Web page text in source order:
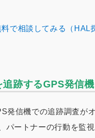
で相談してみる（HAL
追跡するGPS発信機
発信機での追跡調査が
パートナーの行動を監